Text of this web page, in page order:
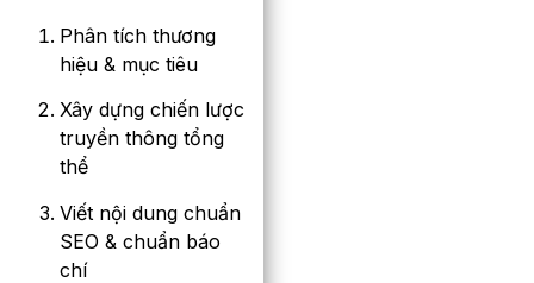
Phân tích thương
hiệu & mục tiêu
Xây dựng chiến lược
truyền thông tổng
thể
Viết nội dung chuẩn
SEO & chuẩn báo
chí